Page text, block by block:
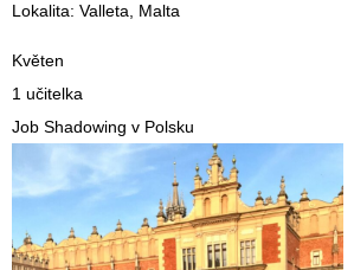
Lokalita: Valleta, Malta
Květen
1 učitelka
Job Shadowing v Polsku